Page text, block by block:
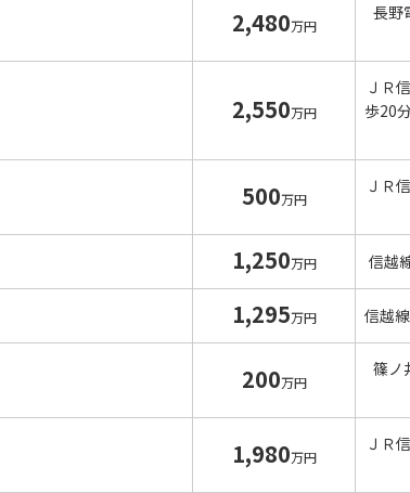
2,480万円
長野
2,550万円
ＪＲ
歩20
500万円
ＪＲ
1,250万円 信越
1,295万円 信越
200万円
篠
1,980万円
ＪＲ